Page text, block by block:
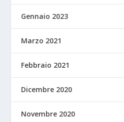
Gennaio 2023
Marzo 2021
Febbraio 2021
Dicembre 2020
Novembre 2020